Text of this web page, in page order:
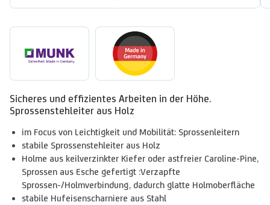
Sicheres und effizientes Arbeiten in der Höhe.
Sprossenstehleiter aus Holz
im Focus von Leichtigkeit und Mobilität: Sprossenleitern
stabile Sprossenstehleiter aus Holz
Holme aus keilverzinkter Kiefer oder astfreier Caroline-Pine,
Sprossen aus Esche gefertigt :Verzapfte
Sprossen-/Holmverbindung, dadurch glatte Holmoberfläche
stabile Hufeisenscharniere aus Stahl